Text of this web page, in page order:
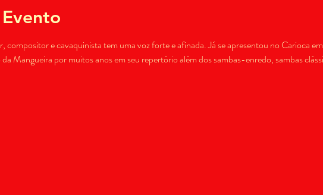
compositor e cavaquinista tem uma voz forte e afinada. Já se apresentou no Carioca
Mangueira por muitos anos em seu repertório além dos sambas-enredo, sambas